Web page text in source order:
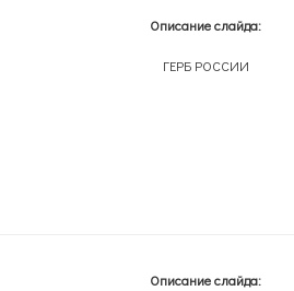
Описание слайда:
ГЕРБ РОССИИ
Описание слайда: